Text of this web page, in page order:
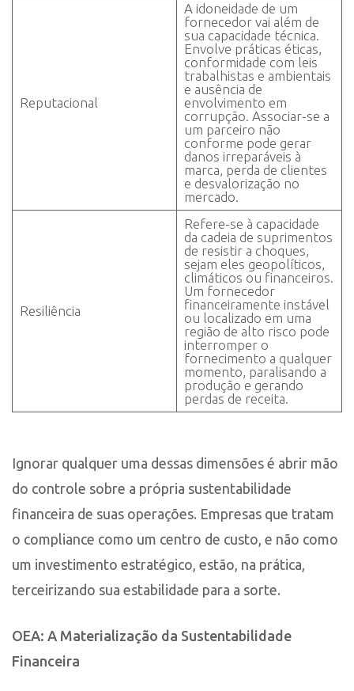
Reputacional
A idoneidade de um
fornecedor vai além de
sua capacidade técnica.
Envolve práticas éticas,
conformidade com leis
trabalhistas e ambientais
e ausência de
envolvimento em
corrupção. Associar-se a
um parceiro não
conforme pode gerar
danos irreparáveis à
marca, perda de clientes
e desvalorização no
mercado.
Resiliência
Refere-se à capacidade
da cadeia de suprimentos
de resistir a choques,
sejam eles geopolíticos,
climáticos ou financeiros.
Um fornecedor
financeiramente instável
ou localizado em uma
região de alto risco pode
interromper o
fornecimento a qualquer
momento, paralisando a
produção e gerando
perdas de receita.
Ignorar qualquer uma dessas dimensões é abrir mão
do controle sobre a própria sustentabilidade
financeira de suas operações. Empresas que tratam
o compliance como um centro de custo, e não como
um investimento estratégico, estão, na prática,
terceirizando sua estabilidade para a sorte.
OEA: A Materialização da Sustentabilidade
Financeira